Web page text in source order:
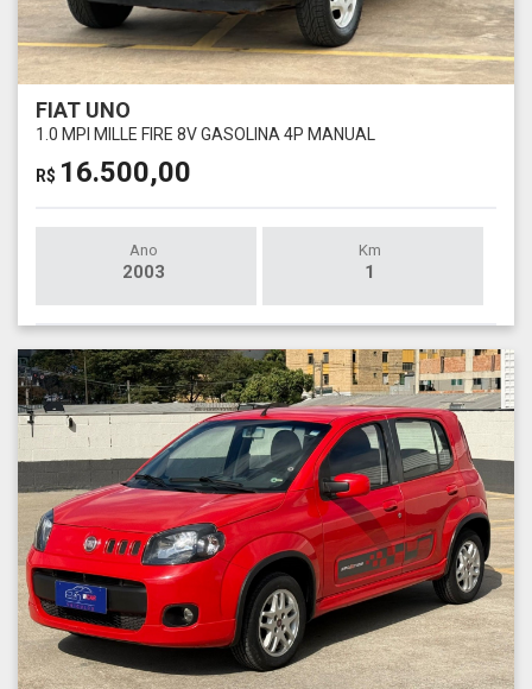
FIAT UNO
1.0 MPI MILLE FIRE 8V GASOLINA 4P MANUAL
R$ 16.500,00
Ano
2003
Km
1